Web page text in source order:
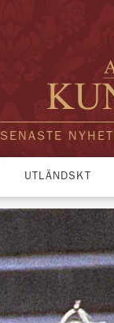
SENASTE
UTLÄNDSKT